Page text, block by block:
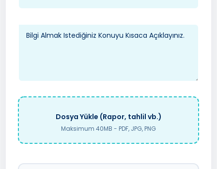
Dosya Yükle (Rapor, tahlil vb.)
Maksimum 40MB - PDF, JPG, PNG